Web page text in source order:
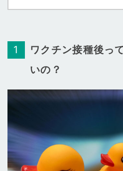
ワクチン接種後っ
いの？